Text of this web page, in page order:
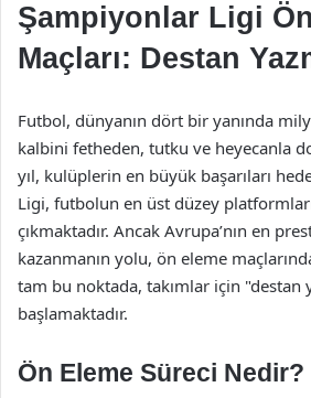
Şampiyonlar Ligi
Maçları: Destan
Futbol, dünyanın dört bir yanında
kalbini fetheden, tutku ve heyecanla
yıl, kulüplerin en büyük başarıları
Ligi, futbolun en üst düzey
çıkmaktadır. Ancak Avrupa’nın en
kazanmanın yolu, ön eleme
tam bu noktada, takımlar için "destan
başlamaktadır.
Ön Eleme Süreci Nedir?